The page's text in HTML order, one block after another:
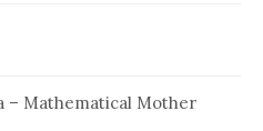
– Mathematical Mother